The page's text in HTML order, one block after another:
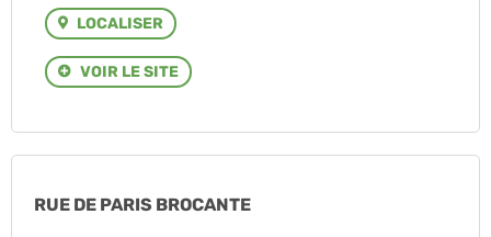
LOCALISER
VOIR LE SITE
RUE DE PARIS BROCANTE